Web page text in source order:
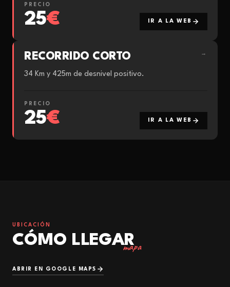
PRECIO
25€ IR A LA WEB
RECORRIDO CORTO →
34 Km y 425m de desnivel positivo.
PRECIO
25€ IR A LA WEB
UBICACIÓN
CÓMO LLEGAR
mapa
ABRIR EN GOOGLE MAPS